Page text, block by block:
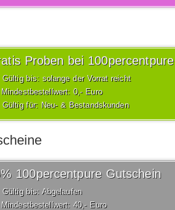
Proben bei 100percentpure
Gültig bis: solange der Vorrat reicht
Mindestbestellwert: 0,- Euro
Gültig für: Neu- & Bestandskunden
100percentpure Gutschein
Gültig bis: Abgelaufen
Mindestbestellwert: 40,- Euro